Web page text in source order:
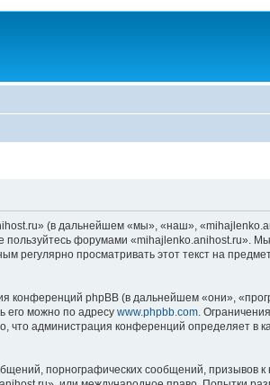
(в дальнейшем «мы», «наш»,
форумами «mihajlenko.anihost.ru».
просматривать этот текст на
phpBB (в дальнейшем «они»,
его можно по адресу www.phpbb.com.
что администрация конференций определяет в
порнографических сообщений,